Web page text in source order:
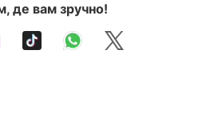
де вам зручно!